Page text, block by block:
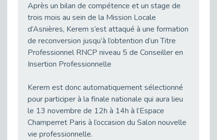
Publié le 20/04/2026
Emploi et Handicap : Une alliance de style entre Cap Emploi 92 et La Cravate Solidaire
Publié le 20/04/2026
Cap Emploi 92 s'engage pour la santé mentale : La formation PSSM au cœur de l'accompagnement
Publié le 13/04/2026
Publié le 13/04/2026
Publié le 11/04/2026
Après un bilan de compétence et un stage de
trois mois au sein de la Mission Locale
d’Asnières, Kerem s’est attaqué à une formation
de reconversion jusqu’à l’obtention d’un Titre
Professionnel RNCP niveau 5 de Conseiller en
Insertion Professionnelle
Kerem est donc automatiquement sélectionné
pour participer à la finale nationale qui aura lieu
le 13 novembre de 12h à 14h à l’Espace
Champerret Paris à l’occasion du Salon nouvelle
vie professionnelle.